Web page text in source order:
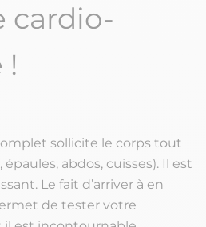
cardio-
!
sollicite le corps tout
épaules, abdos, cuisses). Il est
Le fait d’arriver à en
de tester votre